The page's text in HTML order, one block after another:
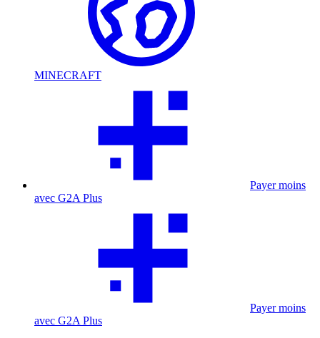
MINECRAFT
Payer moins
avec G2A Plus
Payer moins
avec G2A Plus